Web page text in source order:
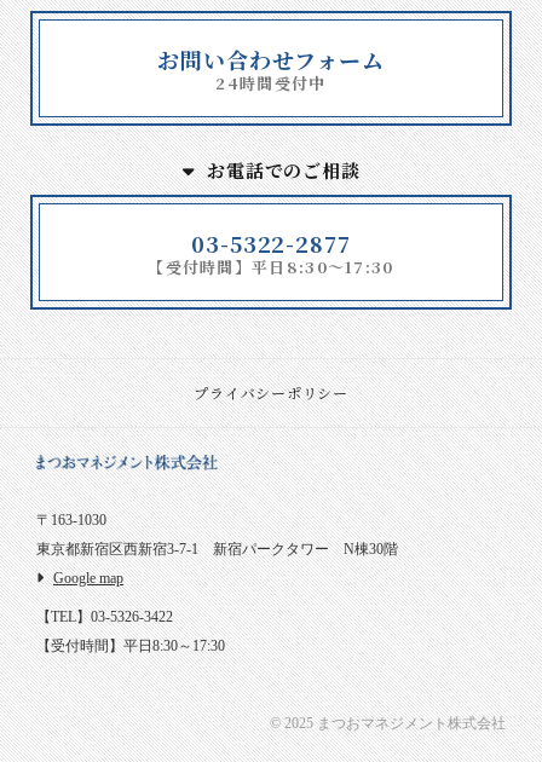
お問い合わせフォーム
24時間受付中
お電話でのご相談
03-5322-2877
【受付時間】平日8:30～17:30
プライバシーポリシー
〒163-1030
東京都新宿区西新宿3-7-1 新宿パークタワー N棟30階
Google map
【TEL】03-5326-3422
【受付時間】平日8:30～17:30
© 2025 まつおマネジメント株式会社